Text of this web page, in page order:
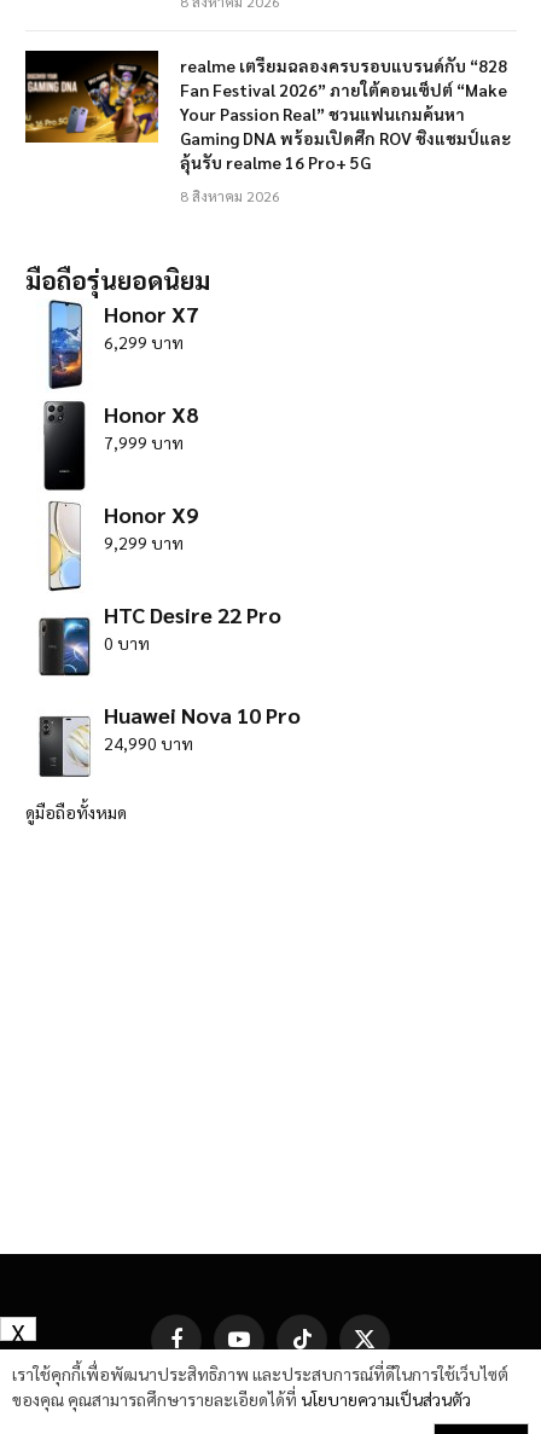
realme เตรียมฉลองครบรอบแบรนด์กับ “828
Fan Festival 2026” ภายใต้คอนเซ็ปต์ “Make
Your Passion Real” ชวนแฟนเกมค้นหา
Gaming DNA พร้อมเปิดศึก ROV ชิงแชมป์และ
ลุ้นรับ realme 16 Pro+ 5G
8 สิงหาคม 2026
มือถือรุ่นยอดนิยม
Honor X7
6,299 บาท
Honor X8
7,999 บาท
Honor X9
9,299 บาท
HTC Desire 22 Pro
0 บาท
Huawei Nova 10 Pro
24,990 บาท
ดูมือถือทั้งหมด
FacebookYouTube TikTok
X
(Twitter)
เราใช้คุกกี้เพื่อพัฒนาประสิทธิภาพ และประสบการณ์ที่ดีในการใช้เว็บไซต์
ของคุณ คุณสามารถศึกษารายละเอียดได้ที่ นโยบายความเป็นส่วนตัว
X